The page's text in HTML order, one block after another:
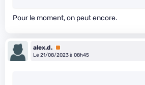
Pour le moment, on peut encore.
alex.d. Premium
Le 21/08/2023 à 08h45